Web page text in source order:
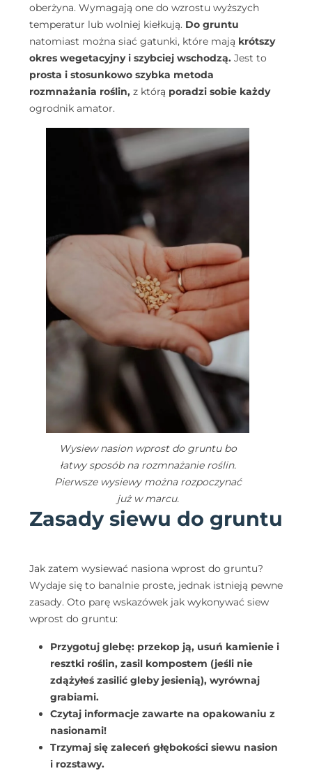
oberżyna. Wymagają one do wzrostu wyższych
temperatur lub wolniej kiełkują. Do gruntu
natomiast można siać gatunki, które mają krótszy
okres wegetacyjny i szybciej wschodzą. Jest to
prosta i stosunkowo szybka metoda
rozmnażania roślin, z którą poradzi sobie każdy
ogrodnik amator.
Wysiew nasion wprost do gruntu bo
łatwy sposób na rozmnażanie roślin.
Pierwsze wysiewy można rozpoczynać
już w marcu.
Zasady siewu do gruntu
Jak zatem wysiewać nasiona wprost do gruntu?
Wydaje się to banalnie proste, jednak istnieją pewne
zasady. Oto parę wskazówek jak wykonywać siew
wprost do gruntu:
Przygotuj glebę: przekop ją, usuń kamienie i
resztki roślin, zasil kompostem (jeśli nie
zdążyłeś zasilić gleby jesienią), wyrównaj
grabiami.
Czytaj informacje zawarte na opakowaniu z
nasionami!
Trzymaj się zaleceń głębokości siewu nasion
i rozstawy.